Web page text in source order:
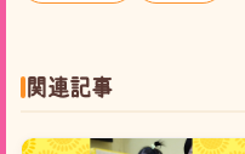
関連記事